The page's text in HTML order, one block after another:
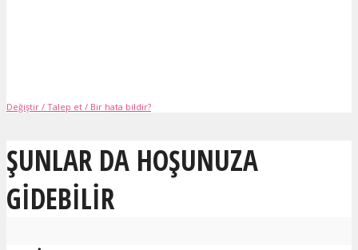
Değiştir / Talep et / Bir hata bildir?
ŞUNLAR DA HOŞUNUZA
GIDEBILIR